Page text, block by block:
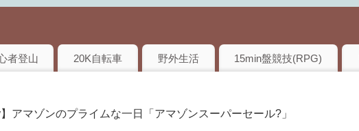
者登山 20K自転車 野外生活 15min盤競技(RPG)
アマゾンのプライムな一日「アマゾンスーパーセール?」